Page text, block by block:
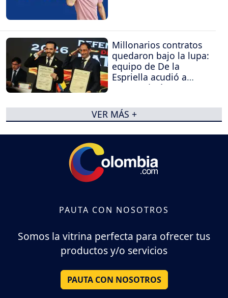
Millonarios contratos
quedaron bajo la lupa:
equipo de De la
Espriella acudió a
Procuraduría y
VER MÁS +
PAUTA CON NOSOTROS
Somos la vitrina perfecta para ofrecer tus
productos y/o servicios
PAUTA CON NOSOTROS